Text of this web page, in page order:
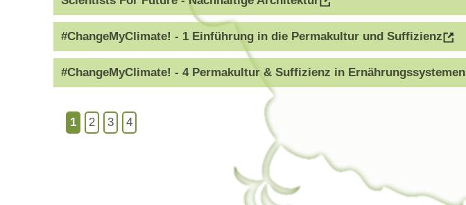
#ChangeMyClimate! - 1 Einführung in die Permakultur und Suffizienz
#ChangeMyClimate! - 4 Permakultur & Suffizienz in Ernährungssystemen
1 2 3 4